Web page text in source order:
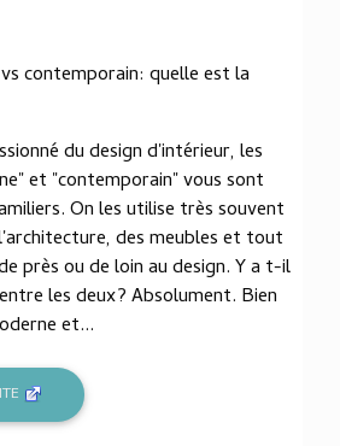
contemporain: quelle est la
du design d'intérieur, les
et "contemporain" vous sont
On les utilise très souvent
des meubles et tout
près ou de loin au design. Y a t-il
les deux? Absolument. Bien
et...